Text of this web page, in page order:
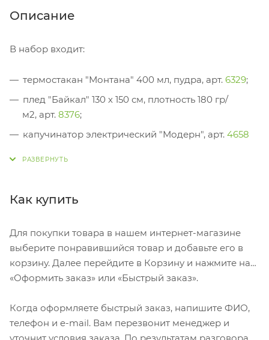
Описание
В набор входит:
термостакан "Монтана" 400 мл, пудра, арт. 6329;
плед "Байкал" 130 х 150 см, плотность 180 гр/
м2, арт. 8376;
капучинатор электрический "Модерн", арт. 4658
подарочная коробка
Как купить
Для покупки товара в нашем интернет-магазине
выберите понравившийся товар и добавьте его в
корзину. Далее перейдите в Корзину и нажмите на
«Оформить заказ» или «Быстрый заказ».
Когда оформляете быстрый заказ, напишите ФИО,
телефон и e-mail. Вам перезвонит менеджер и